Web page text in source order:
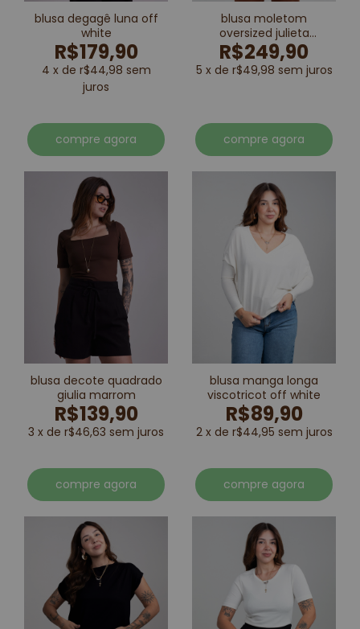
blusa degagê luna off
white
R$179,90
4 x de r$44,98 sem
juros
compre agora
blusa moletom
oversized julieta
marrom
R$249,90
5 x de r$49,98 sem juros
compre agora
blusa decote quadrado
giulia marrom
R$139,90
3 x de r$46,63 sem juros
compre agora
blusa manga longa
viscotricot off white
R$89,90
2 x de r$44,95 sem juros
compre agora